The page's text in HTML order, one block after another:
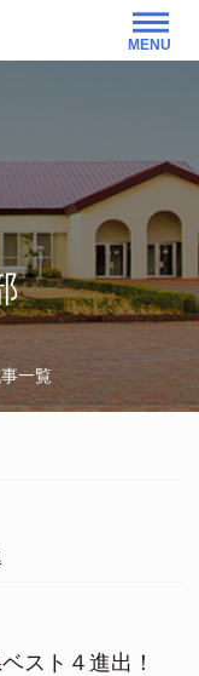
MENU
一覧
スト４進出！